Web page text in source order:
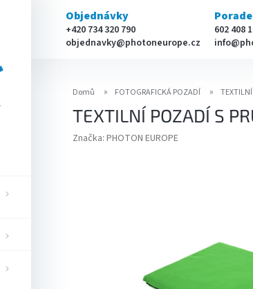
Objednávky
+420 734 320 790
objednavky@photoneurope.cz
602 408
Domů FOTOGRAFICKÁ POZADÍ
TEXTILNÍ POZADÍ S
Značka: PHOTON EUROPE